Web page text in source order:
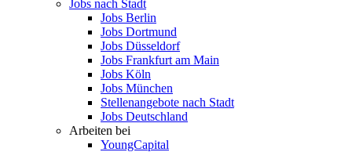
Jobs nach Stadt
Jobs Berlin
Jobs Dortmund
Jobs Düsseldorf
Jobs Frankfurt am Main
Jobs Köln
Jobs München
Stellenangebote nach Stadt
Jobs Deutschland
Arbeiten bei
YoungCapital